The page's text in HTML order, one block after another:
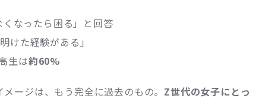
なったら困る」と回答
けた経験がある」
生は約60%
ージは、もう完全に過去のもの。 Z世代の女子にとっ